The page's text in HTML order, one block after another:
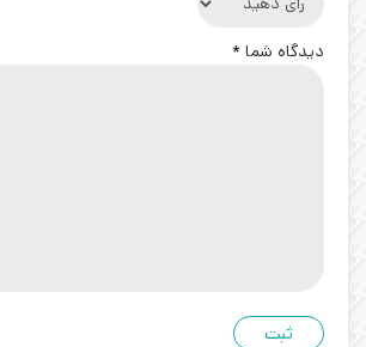
دیدگاه شما *